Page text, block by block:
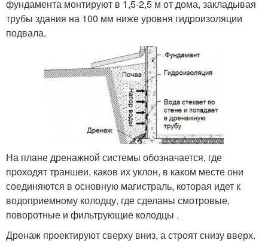
фундамента монтируют в 1,5-2,5 м от дома, закладывая
трубы здания на 100 мм ниже уровня гидроизоляции
подвала.
На плане дренажной системы обозначается, где
проходят траншеи, каков их уклон, в каком месте они
соединяются в основную магистраль, которая идет к
водоприемному колодцу, где сделаны смотровые,
поворотные и фильтрующие колодцы .
Дренаж проектируют сверху вниз, а строят снизу вверх.